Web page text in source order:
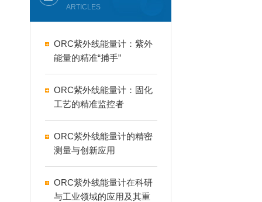
ARTICLES
ORC紫外线能量计：紫外
能量的精准“捕手”
ORC紫外线能量计：固化
工艺的精准监控者
ORC紫外线能量计的精密
测量与创新应用
ORC紫外线能量计在科研
与工业领域的应用及其重